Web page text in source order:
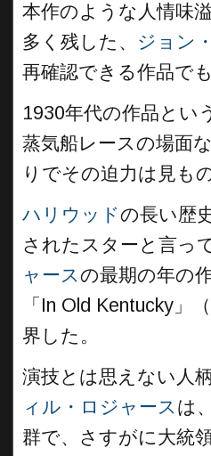
本作のような人情味
多く残した、 ジョン
再確認できる作品でも
1930年代の作品とい
蒸気船レースの場面
りでその迫力は見も
ハリウッドの長い歴
されたスターと言っ
ャースの最期の年の
「In Old Kentucky」
界した。
演技とは思えない人
ィル・ロジャースは
群で、さすがに大統